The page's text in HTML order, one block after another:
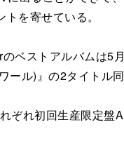
を寄せている。
ベストアルバムは5
ル)』の2タイトル同
れ初回生産限定盤